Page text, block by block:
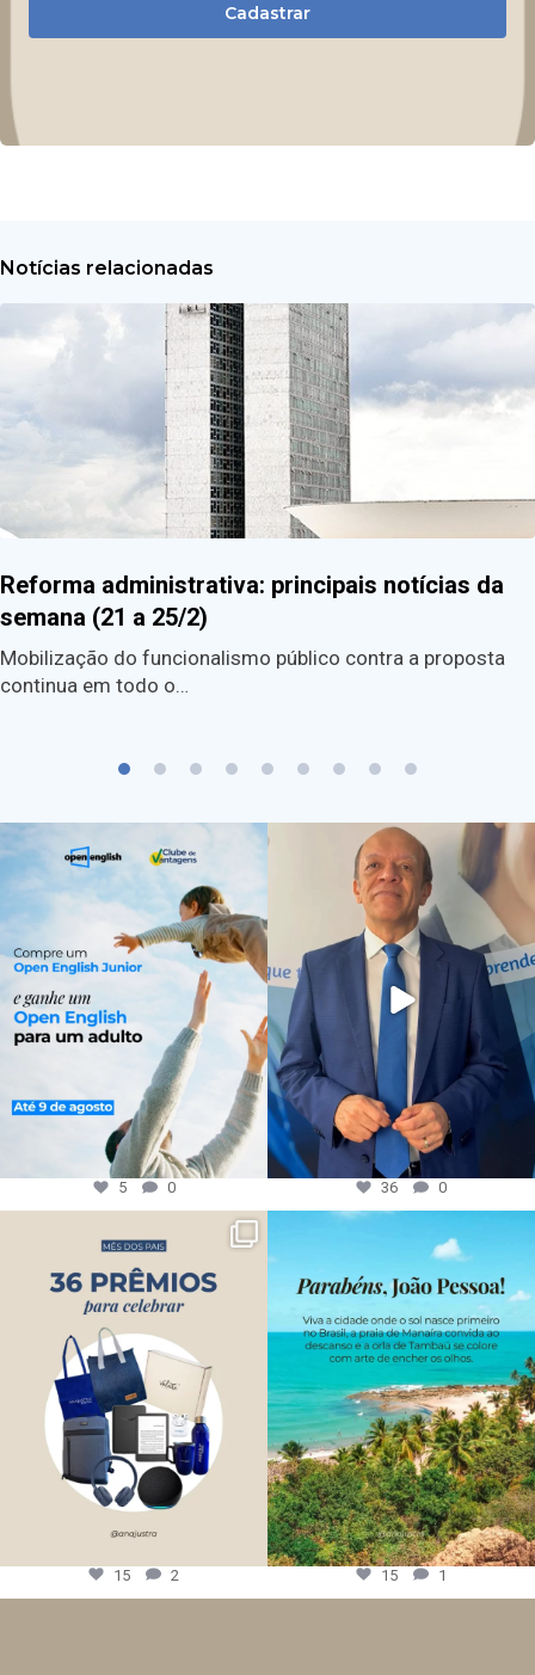
Cadastrar
Notícias relacionadas
Reforma administrativa: principais notícias da
semana (21 a 25/2)
Mobilização do funcionalismo público contra a proposta
continua em todo o…
5 0 36 0
15 2 15 1